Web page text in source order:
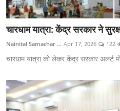
चारधाम यात्रा: केंद्र सरकार ने
Nainital Samachar ... Apr 17, 2026 122
चारधाम यात्रा को लेकर केंद्र सरकार अलर्ट